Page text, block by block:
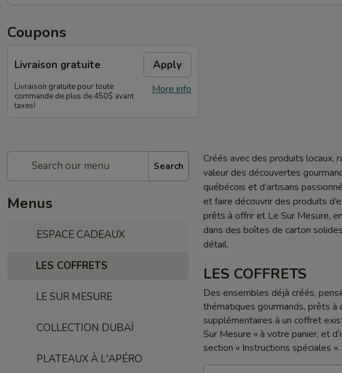
Coupons
Livraison gratuite Apply
More info
Livraison gratuite pour toute
commande de plus de 450$ avant
taxes!
Search
Menus
ESPACE CADEAUX
LES COFFRETS
LE SUR MESURE
COLLECTION DUBAÏ
PLATEAUX À L'APÉRO
Créés avec des produits locaux,
valeur des découvertes
québécois et d’artisans
et faire découvrir des produits
prêts à offrir et Le Sur Mesure,
dans des boîtes de carton
détail.
LES COFFRETS
Des ensembles déjà créés,
thématiques gourmands, prêts
supplémentaires à un coffret
Sur Mesure » à votre panier, et
section « Instructions spéciales